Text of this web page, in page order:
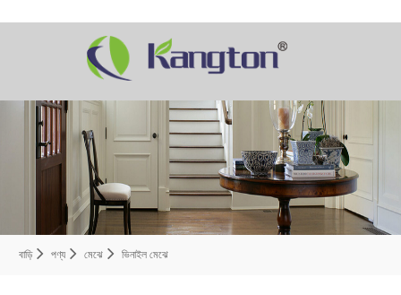
বাড়ি পণ্য মেঝে ভিনাইল মেঝে